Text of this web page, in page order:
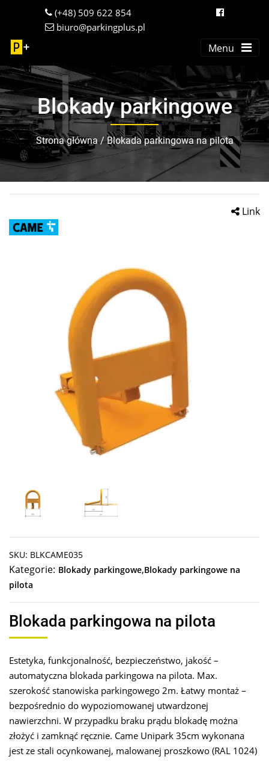
(+48) 509 622 854
biuro@parkingplus.pl
Menu
Blokady parkingowe
Strona główna/Blokada parkingowa na pilota
Link
SKU: BLKCAME035
Kategorie: Blokady parkingowe,Blokady parkingowe na
pilota
Blokada parkingowa na pilota
Estetyka, funkcjonalność, bezpieczeństwo, jakość –
automatyczna blokada parkingowa na pilota. Max.
szerokość stanowiska parkingowego 2m. Łatwy montaż –
bezpośrednio do wypoziomowanej utwardzonej
nawierzchni. W przypadku braku prądu blokadę można
złożyć i zamknąć ręcznie. Came Unipark 35cm wykonana
jest ze stali ocynkowanej, malowanej proszkowo (RAL 1024)